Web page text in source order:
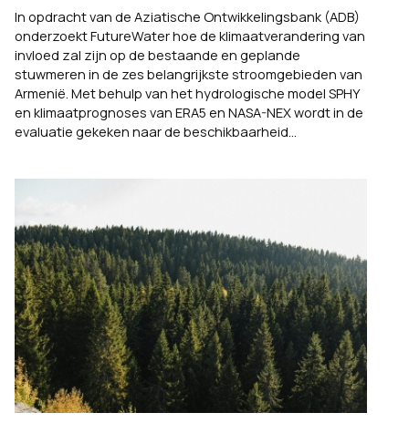
In opdracht van de Aziatische Ontwikkelingsbank (ADB)
onderzoekt FutureWater hoe de klimaatverandering van
invloed zal zijn op de bestaande en geplande
stuwmeren in de zes belangrijkste stroomgebieden van
Armenië. Met behulp van het hydrologische model SPHY
en klimaatprognoses van ERA5 en NASA-NEX wordt in de
evaluatie gekeken naar de beschikbaarheid...